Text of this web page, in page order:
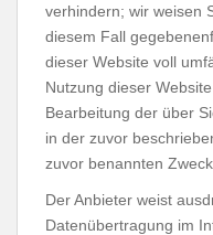
verhindern; wir weisen
diesem Fall
dieser Website voll
Nutzung dieser
Bearbeitung der über
in der zuvor
zuvor benannten
Der Anbieter weist
Datenübertragung im